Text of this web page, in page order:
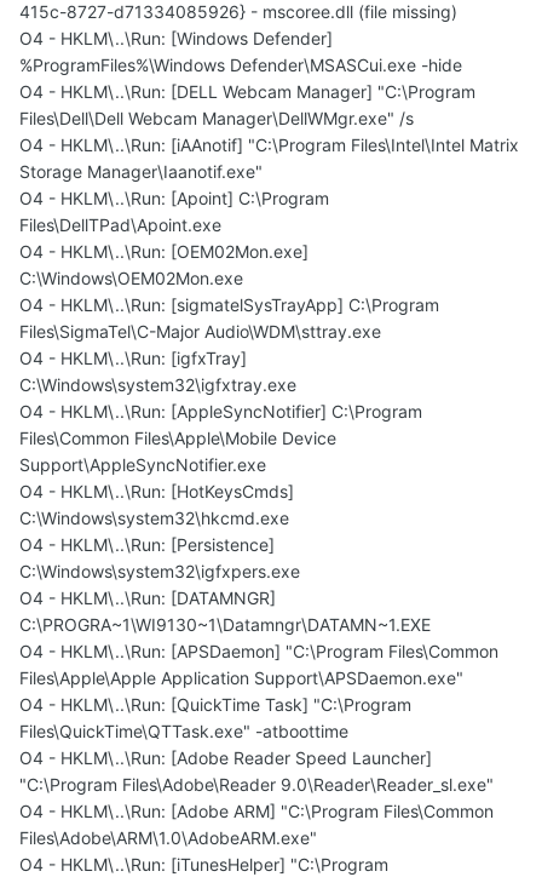
415c-8727-d71334085926} - mscoree.dll (file missing)
O4 - HKLM\..\Run: [Windows Defender]
%ProgramFiles%\Windows Defender\MSASCui.exe -hide
O4 - HKLM\..\Run: [DELL Webcam Manager] "C:\Program
Files\Dell\Dell Webcam Manager\DellWMgr.exe" /s
O4 - HKLM\..\Run: [iAAnotif] "C:\Program Files\Intel\Intel Matrix
Storage Manager\Iaanotif.exe"
O4 - HKLM\..\Run: [Apoint] C:\Program
Files\DellTPad\Apoint.exe
O4 - HKLM\..\Run: [OEM02Mon.exe]
C:\Windows\OEM02Mon.exe
O4 - HKLM\..\Run: [sigmatelSysTrayApp] C:\Program
Files\SigmaTel\C-Major Audio\WDM\sttray.exe
O4 - HKLM\..\Run: [igfxTray]
C:\Windows\system32\igfxtray.exe
O4 - HKLM\..\Run: [AppleSyncNotifier] C:\Program
Files\Common Files\Apple\Mobile Device
Support\AppleSyncNotifier.exe
O4 - HKLM\..\Run: [HotKeysCmds]
C:\Windows\system32\hkcmd.exe
O4 - HKLM\..\Run: [Persistence]
C:\Windows\system32\igfxpers.exe
O4 - HKLM\..\Run: [DATAMNGR]
C:\PROGRA~1\WI9130~1\Datamngr\DATAMN~1.EXE
O4 - HKLM\..\Run: [APSDaemon] "C:\Program Files\Common
Files\Apple\Apple Application Support\APSDaemon.exe"
O4 - HKLM\..\Run: [QuickTime Task] "C:\Program
Files\QuickTime\QTTask.exe" -atboottime
O4 - HKLM\..\Run: [Adobe Reader Speed Launcher]
"C:\Program Files\Adobe\Reader 9.0\Reader\Reader_sl.exe"
O4 - HKLM\..\Run: [Adobe ARM] "C:\Program Files\Common
Files\Adobe\ARM\1.0\AdobeARM.exe"
O4 - HKLM\..\Run: [iTunesHelper] "C:\Program